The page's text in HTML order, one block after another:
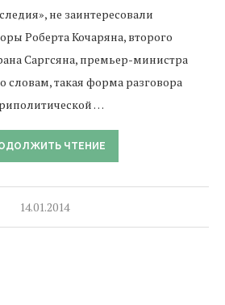
не заинтересовали
Роберта Кочаряна, второго
Саргсяна, премьер-министра
словам, такая форма разговора
…
ЧТЕНИЕ
14.01.2014